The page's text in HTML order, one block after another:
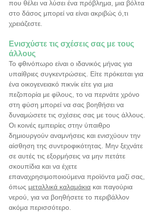
που θέλει να λύσει ένα πρόβλημα, μια βόλτα
στο δάσος μπορεί να είναι ακριβώς ό,τι
χρειάζεστε.
Ενισχύστε τις σχέσεις σας με τους
άλλους
Το φθινόπωρο είναι ο ιδανικός μήνας για
υπαίθριες συγκεντρώσεις. Είτε πρόκειται για
ένα οικογενειακό πικνίκ είτε για μια
πεζοπορία με φίλους, το να περνάτε χρόνο
στη φύση μπορεί να σας βοηθήσει να
δυναμώσετε τις σχέσεις σας με τους άλλους.
Οι κοινές εμπειρίες στην ύπαιθρο
δημιουργούν αναμνήσεις και ενισχύουν την
αίσθηση της συντροφικότητας. Μην ξεχνάτε
σε αυτές τις εξορμήσεις να μην πετάτε
σκουπίδια και να έχετε
επαναχρησιμοποιούμενα προϊόντα μαζί σας,
όπως μεταλλικά καλαμάκια και παγούρια
νερού, για να βοηθήσετε το περιβάλλον
ακόμα περισσότερο.